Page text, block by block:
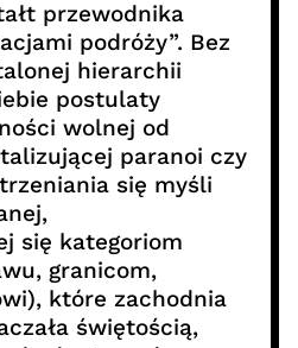
przewodnika
podróży”. Bez
hierarchii
postulaty
wolnej od
paranoi czy
się myśli
się kategoriom
granicom,
które zachodnia
świętością,